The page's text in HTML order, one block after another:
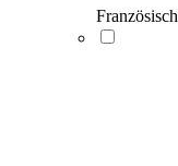
Französisch